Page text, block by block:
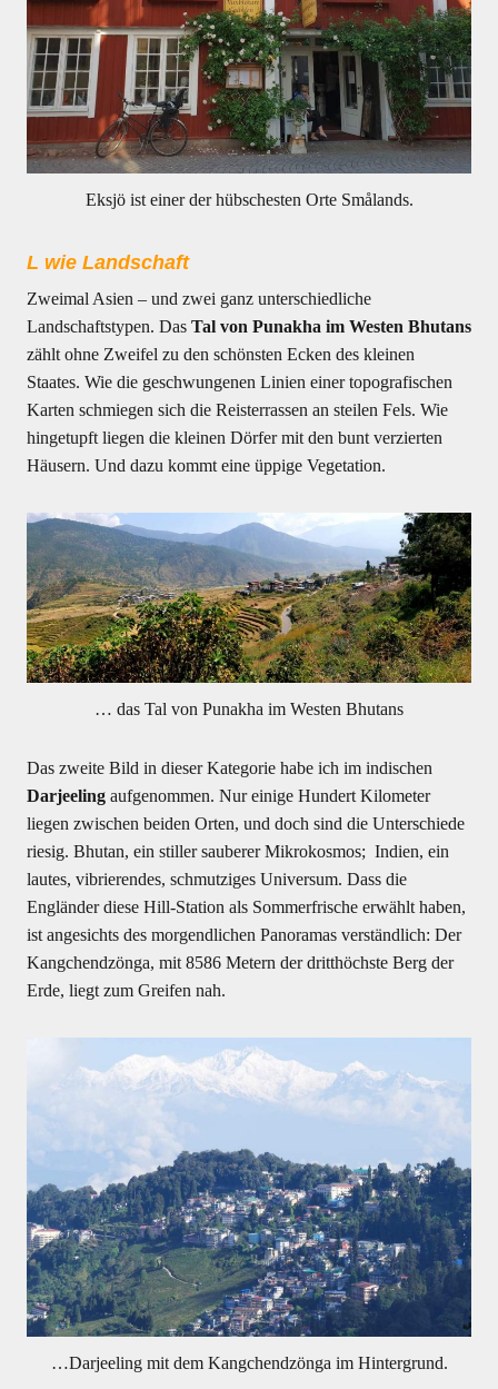
Eksjö ist einer der hübschesten Orte Smålands.
L wie Landschaft
Zweimal Asien – und zwei ganz unterschiedliche
Landschaftstypen. Das Tal von Punakha im Westen Bhutans
zählt ohne Zweifel zu den schönsten Ecken des kleinen
Staates. Wie die geschwungenen Linien einer topografischen
Karten schmiegen sich die Reisterrassen an steilen Fels. Wie
hingetupft liegen die kleinen Dörfer mit den bunt verzierten
Häusern. Und dazu kommt eine üppige Vegetation.
… das Tal von Punakha im Westen Bhutans
Das zweite Bild in dieser Kategorie habe ich im indischen
Darjeelingaufgenommen. Nur einige Hundert Kilometer
liegen zwischen beiden Orten, und doch sind die Unterschiede
riesig. Bhutan, ein stiller sauberer Mikrokosmos; Indien, ein
lautes, vibrierendes, schmutziges Universum. Dass die
Engländer diese Hill-Station als Sommerfrische erwählt haben,
ist angesichts des morgendlichen Panoramas verständlich: Der
Kangchendzönga, mit 8586 Metern der dritthöchste Berg der
Erde, liegt zum Greifen nah.
…Darjeeling mit dem Kangchendzönga im Hintergrund.